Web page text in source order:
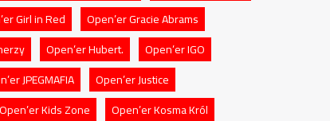
Girl in Red
Open’er Gracie Abrams
Open’er Hubert.
Open’er IGO
JPEGMAFIA
Open’er Justice
Open’er Kids Zone
Open’er Kosma Król